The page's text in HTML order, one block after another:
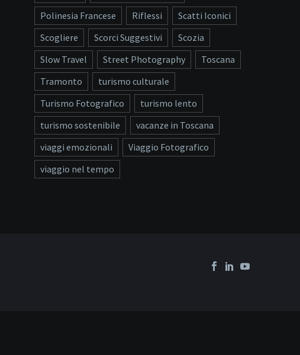
Polinesia Francese
Riflessi
Scatti Iconici
Scogliere
Scorci Suggestivi
Scozia
Slow Travel
Street Photography
Toscana
Tramonto
turismo culturale
Turismo Fotografico
turismo lento
turismo sostenibile
vacanze in Toscana
viaggi emozionali
Viaggio Fotografico
viaggio nel tempo